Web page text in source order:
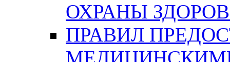
ОХРАНЫ
ПРАВИЛ